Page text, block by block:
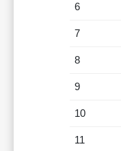
6
7
8
9
10
11